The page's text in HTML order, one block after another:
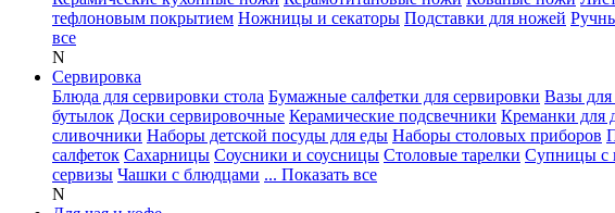
тефлоновым покрытием Ножницы и секаторы Подставки для ножей
все
N
Сервировка
Блюда для сервировки стола Бумажные салфетки для сервировки Вазы
бутылок Доски сервировочные Керамические подсвечники Креманки для
сливочники Наборы детской посуды для еды Наборы столовых приборов
салфеток Сахарницы Соусники и соусницы Столовые тарелки Супницы с
сервизы Чашки с блюдцами ... Показать все
N